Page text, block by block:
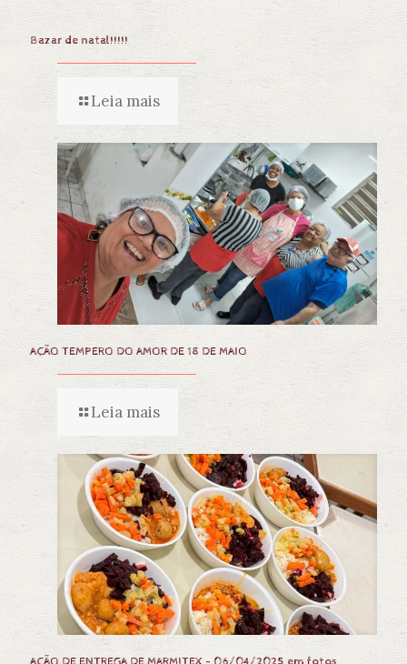
Bazar de natal!!!!!
Leia mais
AÇÃO TEMPERO DO AMOR DE 18 DE MAIO
Leia mais